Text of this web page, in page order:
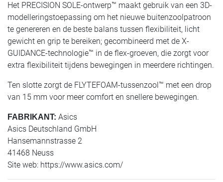
Het PRECISION SOLE-ontwerp™ maakt gebruik van een 3D-
modelleringstoepassing om het nieuwe buitenzoolpatroon
te genereren en de beste balans tussen flexibiliteit, licht
gewicht en grip te bereiken; gecombineerd met de X-
GUIDANCE-technologie™ in de flex-groeven, die zorgt voor
extra flexibiliteit tijdens bewegingen in meerdere richtingen.
Ten slotte zorgt de FLYTEFOAM-tussenzool™ met een drop
van 15 mm voor meer comfort en snellere bewegingen.
FABRIKANT: Asics
Asics Deutschland GmbH
Hansemannstrasse 2
41468 Neuss
Site web: https://www.asics.com/